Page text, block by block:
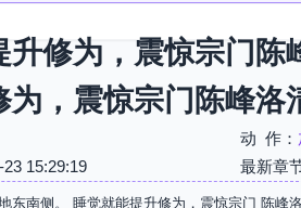
升修为，震惊宗门
为，震惊宗门陈峰洛
动 作：
15:29:19
最新章
东南侧。 睡觉就能提升修为，震惊宗门 陈峰